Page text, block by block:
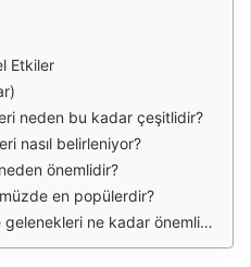
Etkiler
neden bu kadar çeşitlidir?
nasıl belirleniyor?
önemlidir?
en popülerdir?
ne kadar önemlidir?